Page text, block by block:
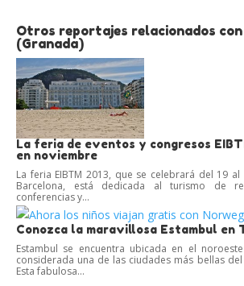
Otros reportajes relacionados con
(Granada)
La feria de eventos y congresos
en noviembre
La feria EIBTM 2013, que se celebrará del 19
Barcelona, está dedicada al turismo de
conferencias y...
Conozca la maravillosa Estambul en
Estambul se encuentra ubicada en el
considerada una de las ciudades más bellas
Esta fabulosa...